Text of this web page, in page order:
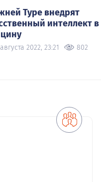
Туре внедрят
интеллект в
2022, 23:21 802